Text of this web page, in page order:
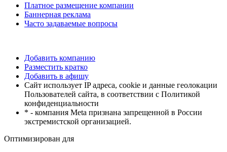
Платное размещение компании
Баннерная реклама
Часто задаваемые вопросы
Добавить компанию
Разместить кратко
Добавить в афишу
Сайт использует IP адреса, cookie и данные геолокации
Пользователей сайта, в соответствии с Политикой
конфиденциальности
* - компания Meta признана запрещенной в России
экстремистской организацией.
Оптимизирован для